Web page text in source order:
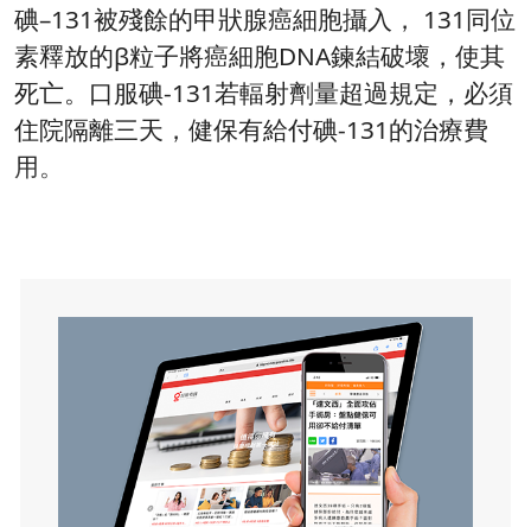
碘–131被殘餘的甲狀腺癌細胞攝入， 131同位
素釋放的β粒子將癌細胞DNA鍊結破壞，使其
死亡。口服碘-131若輻射劑量超過規定，必須
住院隔離三天，健保有給付碘-131的治療費
用。